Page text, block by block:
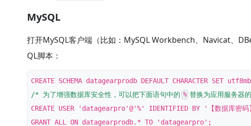
MySQL
打开MySQL客户端（比如：MySQL Workbench、Navicat、
QL脚本：
/* 为了增强数据库安全性，可以把下面语句中的 % 替换为应用服务器
CREATE USER 'datagearpro'@'%' IDENTIFIED BY '【数据库密